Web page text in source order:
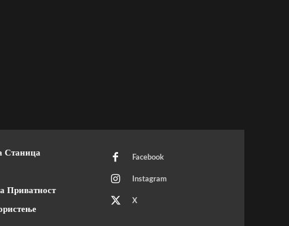
Станица
Приватност
Facebook
Instagram
X